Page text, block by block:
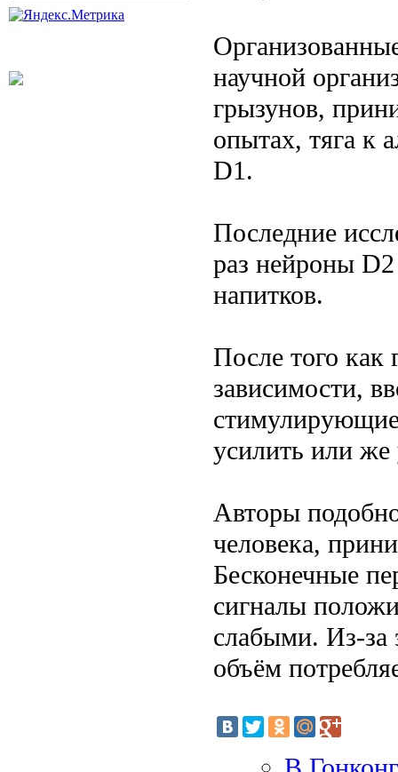
научной
грызунов,
опытах, тяга к
D1.
Последние
раз нейроны
напитков.
После того как
зависимости,
усилить или же
Авторы
человека,
Бесконечные
сигналы
слабыми. Из-за
объём